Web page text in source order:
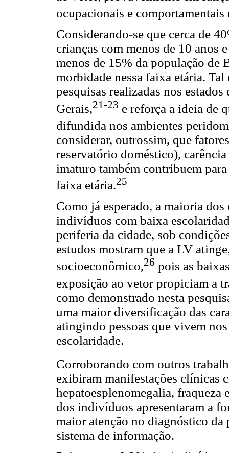
ocupacionais e
Considerando-se que cerca de
crianças com menos de 10 anos
menos de 15% da população de
morbidade nessa faixa etária.
pesquisas realizadas nos
Gerais,21-23 e reforça a ideia de
difundida nos ambientes
considerar, outrossim, que
reservatório doméstico),
imaturo também contribuem
faixa etária.25
Como já esperado, a maioria
indivíduos com baixa
periferia da cidade, sob
estudos mostram que a LV
socioeconômico,26 pois as
exposição ao vetor propiciam a
como demonstrado nesta
uma maior diversificação das
atingindo pessoas que vivem
escolaridade.
Corroborando com outros
exibiram manifestações clínicas
hepatoesplenomegalia, fraqueza
dos indivíduos apresentaram a
maior atenção no diagnóstico da
sistema de informação.